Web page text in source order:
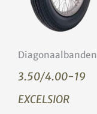
Diagonaalbanden
3.50/4.00-19
EXCELSIOR